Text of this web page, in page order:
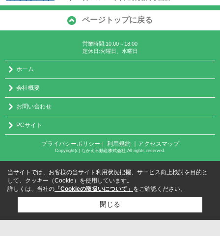
ページトップに戻る
営業時間:10:00～18:00
定休日:火曜日、水曜日
ホーム
会社概要
お問い合わせ
PCサイト
プライバシーポリシー ｜ 利用規約 ｜アクセスマップ
Copyright(c) なかえ不動産株式会社 All rights reserved.
当サイトでは、お客様の当サイト利用状況把握、サービス向上検討を目的と
して、クッキー（Cookie）を使用しています。
詳しくは、当社の 「Cookieの取扱いについて」 をご確認ください。
閉じる